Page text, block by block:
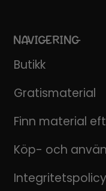
NAVIGERING
Butikk
Gratismaterial
Finn material
Köp- och
Integritetspolicy